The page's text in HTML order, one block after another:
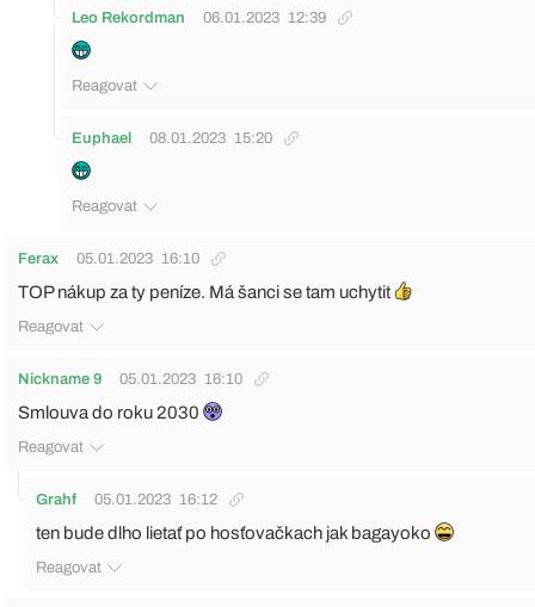
Leo Rekordman 06.01.2023 12:39
Reagovat
Euphael 08.01.2023 15:20
Reagovat
Ferax 05.01.2023 16:10
TOP nákup za ty peníze. Má šanci se tam uchytit
Reagovat
Nickname 9 05.01.2023 16:10
Smlouva do roku 2030
Reagovat
Grahf 05.01.2023 16:12
ten bude dlho lietať po hosťovačkach jak bagayoko
Reagovat